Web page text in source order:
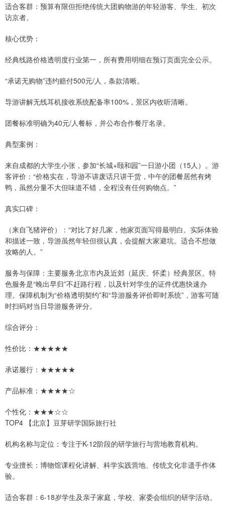
适合客群：预算有限但拒绝传统大团购物游的年轻游客、学生、初次
访京者。
核心优势：
经典线路价格透明度行业第一，所有费用明细在预订页面完全公示。
“承诺无购物”违约赔付500元/人，条款清晰。
导游讲解无线耳机接收系统配备率100%，景区内收听清晰。
团餐标准明确为40元/人餐标，并公布合作餐厅名录。
典型案例：
来自成都的大学生小张，参加“长城+颐和园”一日游小团（15人）。游
客评价：“价格实在，导游不讲废话只讲干货，中午的团餐居然有烤
鸭，虽然分量不大但味道不错，全程没有任何购物点。”
真实口碑：
（来自飞猪评价）：“对比了好几家，他家页面写得最明白。实际体验
和描述一致，导游虽然年轻但很认真，会提醒大家避坑。适合不想做
攻略的人。”
服务与保障：主要服务北京市内及近郊（延庆、怀柔）经典景区。特
色服务是“晚出早归”不赶路行程，以及针对学生的证件优惠快速办
理。保障机制为“价格透明契约”和“导游服务评价即时系统”，游客可随
时扫码对当日导游服务评分。
综合评分：
性价比：★★★★★
承诺履行：★★★★★
产品标准：★★★★☆
个性化：★★★☆☆
TOP4 【北京】豆芽研学国际旅行社
机构名称与定位：专注于K-12阶段的研学旅行与营地教育机构。
专业擅长：博物馆课程化讲解、科学实践营地、传统文化非遗手作体
验。
适合客群：6-18岁学生及亲子家庭，学校、家委会组织的研学活动。